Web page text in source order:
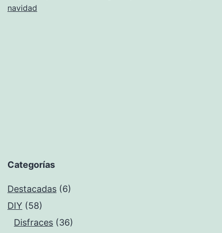
navidad
Categorías
Destacadas (6)
DIY (58)
Disfraces (36)